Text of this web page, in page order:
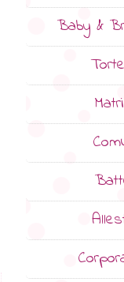
Baby &